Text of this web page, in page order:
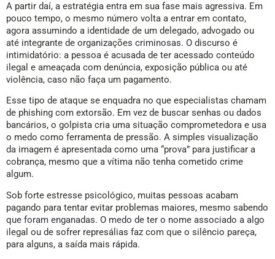
A partir daí, a estratégia entra em sua fase mais agressiva. Em
pouco tempo, o mesmo número volta a entrar em contato,
agora assumindo a identidade de um delegado, advogado ou
até integrante de organizações criminosas. O discurso é
intimidatório: a pessoa é acusada de ter acessado conteúdo
ilegal e ameaçada com denúncia, exposição pública ou até
violência, caso não faça um pagamento.
Esse tipo de ataque se enquadra no que especialistas chamam
de phishing com extorsão. Em vez de buscar senhas ou dados
bancários, o golpista cria uma situação comprometedora e usa
o medo como ferramenta de pressão. A simples visualização
da imagem é apresentada como uma “prova” para justificar a
cobrança, mesmo que a vítima não tenha cometido crime
algum.
Sob forte estresse psicológico, muitas pessoas acabam
pagando para tentar evitar problemas maiores, mesmo sabendo
que foram enganadas. O medo de ter o nome associado a algo
ilegal ou de sofrer represálias faz com que o silêncio pareça,
para alguns, a saída mais rápida.